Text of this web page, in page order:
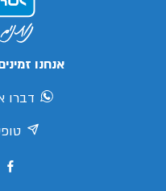
אנחנו
דברו